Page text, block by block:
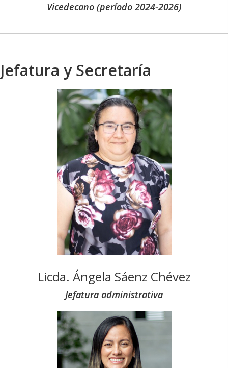
Vicedecano (período 2024-2026)
Jefatura y Secretaría
Licda. Ángela Sáenz Chévez
Jefatura administrativa